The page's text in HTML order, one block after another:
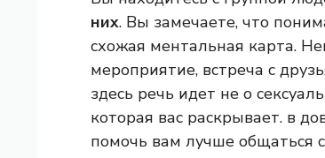
них. Вы замечаете, что
схожая ментальная карта.
мероприятие, встреча с
здесь речь идет не о
которая вас раскрывает. в
помочь вам лучше общаться